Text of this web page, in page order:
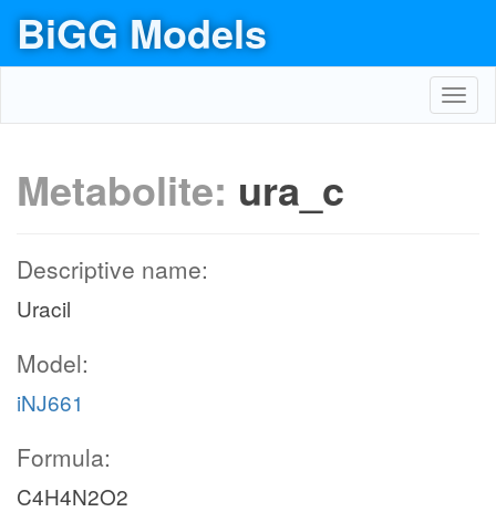
BiGG Models
Metabolite: ura_c
Descriptive name:
Uracil
Model:
iNJ661
Formula:
C4H4N2O2